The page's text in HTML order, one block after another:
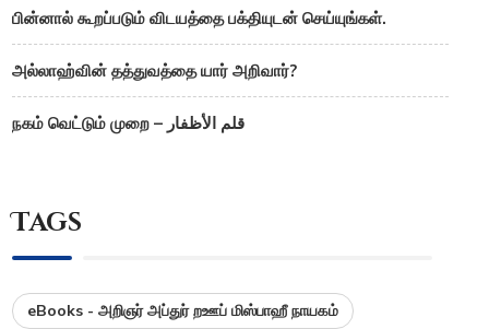
பின்னால் கூறப்படும் விடயத்தை பக்தியுடன் செய்யுங்கள்.
அல்லாஹ்வின் தத்துவத்தை யார் அறிவார்?
நகம் வெட்டும் முறை – قلم الأظفار
Tags
eBooks - அறிஞர் அப்துர் றஊப் மிஸ்பாஹீ நாயகம்